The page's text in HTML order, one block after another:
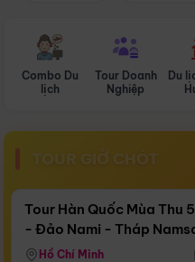
Combo Du
lịch
Tour Doanh
Nghiệp
Du
TOUR GIỜ CHÓT
Còn16 ngày 12:33:02
Bay Sun Phuquoc
Tour Hàn Quốc Mùa Thu
- Đảo Nami - Tháp
Airways)
Hồ Chí Minh